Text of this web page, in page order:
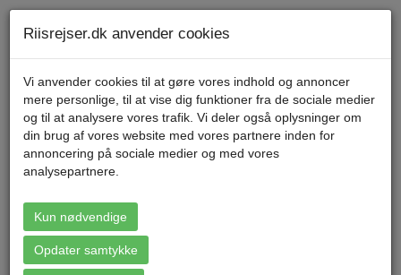
Menu
Booking: Bornholm - Østersøens
perle
Riisrejser.dk anvender cookies
Vi anvender cookies til at gøre vores indhold og annoncer
mere personlige, til at vise dig funktioner fra de sociale medier
og til at analysere vores trafik. Vi deler også oplysninger om
din brug af vores website med vores partnere inden for
annoncering på sociale medier og med vores
analysepartnere.
Kun nødvendige
Opdater samtykke